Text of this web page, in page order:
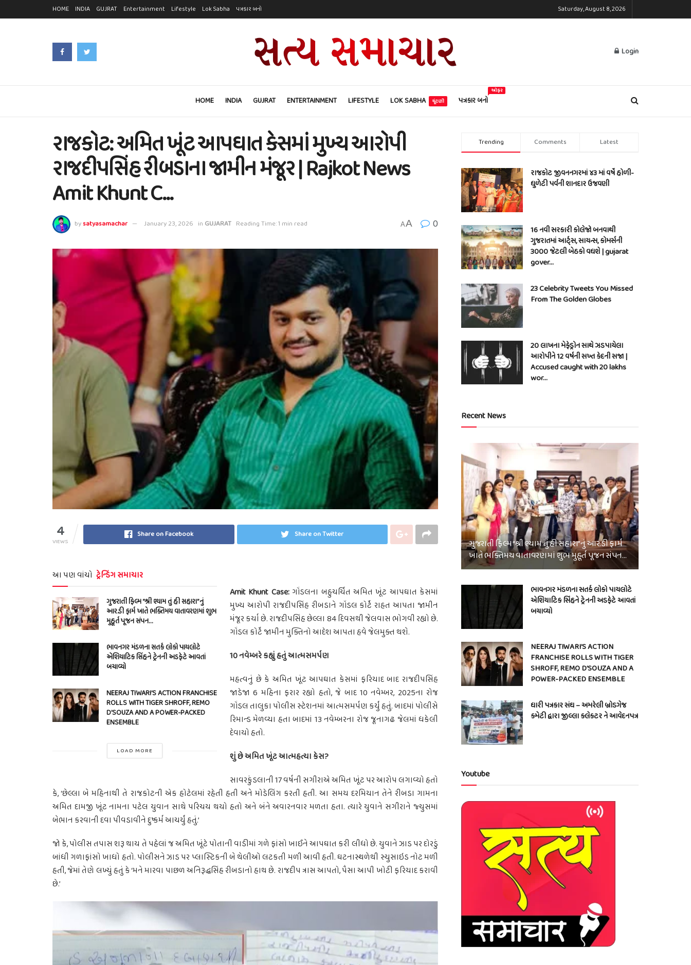
HOME INDIA GUJRAT Entertainment Lifestyle Lok Sabha પત્રકાર બનો Saturday, August 8, 2026
Login
HOME INDIA GUJRAT ENTERTAINMENT LIFESTYLE LOK SABHA ચૂંટણી પત્રકાર બનો
ઓફર
રાજકોટ: અમિત ખૂંટ આપઘાત કેસમાં મુખ્ય આરોપી
રાજદીપસિંહ રીબડાના જામીન મંજૂર | Rajkot News
Amit Khunt C…
bysatyasamachar January 23, 2026 in GUJARAT Reading Time: 1 min read AA 0
4
VIEWS
Share on Facebook Share on Twitter
આ પણ વાંચો ટ્રેન્ડિંગ સમાચાર
ગુજરાતી ફિલ્મ “શ્રી શ્યામ તું હી સહારા”નું
આર.ડી ફાર્મ ખાતે ભક્તિમય વાતાવરણમાં શુભ
મુહૂર્ત પૂજન સંપન…
ભાવનગર મંડળના સતર્ક લોકો પાયલોટે
એશિયાટિક સિંહને ટ્રેનની અડફેટે આવતાં
બચાવ્યો
NEERAJ TIWARI’S ACTION FRANCHISE
ROLLS WITH TIGER SHROFF, REMO
D’SOUZA AND A POWER-PACKED
ENSEMBLE
LOAD MORE
Amit Khunt Case:ગોંડલના બહુચર્ચિત અમિત ખૂંટ આપઘાત કેસમાં
મુખ્ય આરોપી રાજદીપસિંહ રીબડાને ગોંડલ કોર્ટે રાહત આપતા જામીન
મંજૂર કર્યા છે. રાજદીપસિંહ છેલ્લા 84 દિવસથી જેલવાસ ભોગવી રહ્યો છે.
ગોંડલ કોર્ટે જામીન મુક્તિનો આદેશ આપતા હવે જેલમુક્ત થશે.
10 નવેમ્બરે કહ્યું હતું આત્મસમર્પણ
મહત્વનું છે કે અમિત ખૂંટ આપઘાત કેસમાં ફરિયાદ બાદ રાજદીપસિંહ
જાડેજા 6 મહિના ફરાર રહ્યો હતો, જે બાદ 10 નવેમ્બર, 2025ના રોજ
ગોંડલ તાલુકા પોલીસ સ્ટેશનમાં આત્મસમર્પણ કર્યું હતું. બાદમાં પોલીસે
રિમાન્ડ મેળવ્યા હતા બાદમાં 13 નવેમ્બરના રોજ જૂનાગઢ જેલમાં ધકેલી
દેવાયો હતો.
શું છે અમિત ખૂંટ આત્મહત્યા કેસ?
સાવરકુંડલાની 17 વર્ષની સગીરાએ અમિત ખૂંટ પર આરોપ લગાવ્યો હતો
કે, ‘છેલ્લા બે મહિનાથી તે રાજકોટની એક હોટેલમાં રહેતી હતી અને મોડેલિંગ કરતી હતી. આ સમય દરમિયાન તેને રીબડા ગામના
અમિત દામજી ખૂંટ નામના પટેલ યુવાન સાથે પરિચય થયો હતો અને બંને અવારનવાર મળતા હતા. ત્યારે યુવાને સગીરાને જ્યુસમાં
બેભાન કરવાની દવા પીવડાવીને દુષ્કર્મ આચર્યું હતું.’
જો કે, પોલીસ તપાસ શરૂ થાય તે પહેલાં જ અમિત ખૂંટે પોતાની વાડીમાં ગળે ફાંસો ખાઈને આપઘાત કરી લીધો છે. યુવાને ઝાડ પર દોરડું
બાંધી ગળાફાંસો ખાધો હતો. પોલીસને ઝાડ પર પ્લાસ્ટિકની બે થેલીઓ લટકતી મળી આવી હતી. ઘટનાસ્થળેથી સ્યુસાઇડ નોટ મળી
હતી, જેમાં તેણે લખ્યું હતું કે ‘મને મારવા પાછળ અનિરૂદ્ધસિંહ રીબડાનો હાથ છે. રાજદીપ ત્રાસ આપતો, પૈસા આપી ખોટી ફરિયાદ કરાવી
છે.’
Trending Comments Latest
રાજકોટ જીવનનગરમાં ૪૩ માં વર્ષે હોળી-
ધુળેટી પર્વની શાનદાર ઉજવણી
16 નવી સરકારી કોલેજો બનવાથી
ગુજરાતમાં આર્ટ્સ, સાયન્સ, કોમર્સની
3000 જેટલી બેઠકો વધશે | gujarat
gover…
23 Celebrity Tweets You Missed
From The Golden Globes
20 લાખના મેફેડ્રોન સાથે ઝડપાયેલા
આરોપીને 12 વર્ષની સખ્ત કેદની સજા |
Accused caught with 20 lakhs
wor…
Recent News
ગુજરાતી ફિલ્મ “શ્રી શ્યામ તું હી સહારા”નું આર.ડી ફાર્મ
ખાતે ભક્તિમય વાતાવરણમાં શુભ મુહૂર્ત પૂજન સંપન…
ભાવનગર મંડળના સતર્ક લોકો પાયલોટે
એશિયાટિક સિંહને ટ્રેનની અડફેટે આવતાં
બચાવ્યો
NEERAJ TIWARI’S ACTION
FRANCHISE ROLLS WITH TIGER
SHROFF, REMO D’SOUZA AND A
POWER-PACKED ENSEMBLE
ધારી પત્રકાર સંઘ – અમરેલી બ્રોડગેજ
કમેટી દ્વારા જીલ્લા કલેકટર ને આવેદનપત્ર
Youtube